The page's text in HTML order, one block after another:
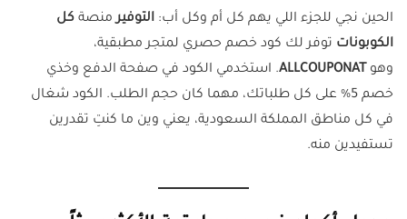
الحين نجي للجزء اللي يهم كل أم وكل أب: التوفيرمنصة كل
الكوبونات توفر لك كود خصم حصري لمتجر مطبقية،
وهو ALLCOUPONAT. استخدمي الكود في صفحة الدفع وخذي
خصم 5% على كل طلباتك، مهما كان حجم الطلب. الكود شغال
في كل مناطق المملكة السعودية، يعني وين ما كنتِ تقدرين
تستفيدين منه.